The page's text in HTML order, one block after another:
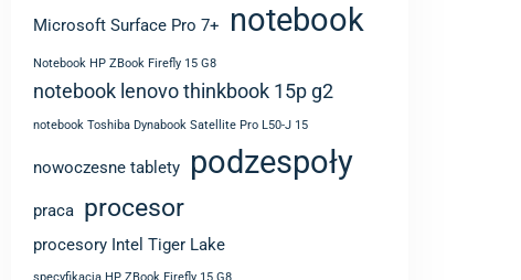
Microsoft Surface Pro 7+ notebook
Notebook HP ZBook Firefly 15 G8
notebook lenovo thinkbook 15p g2
notebook Toshiba Dynabook Satellite Pro L50-J 15
nowoczesne tablety podzespoły
praca procesor
procesory Intel Tiger Lake